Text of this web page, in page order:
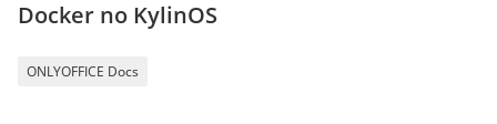
Docker no KylinOS
ONLYOFFICE Docs